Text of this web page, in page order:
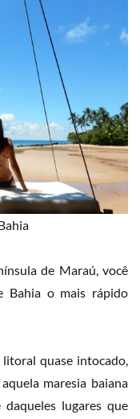
de Maraú, você
Bahia o mais rápido
quase intocado,
maresia baiana
lugares que